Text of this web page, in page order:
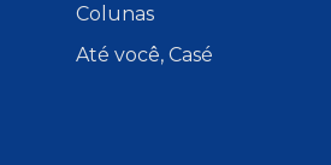
Colunas
Até você, Casé